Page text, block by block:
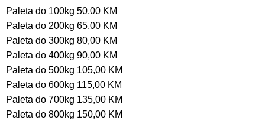
Paleta do 100kg 50,00 KM
Paleta do 200kg 65,00 KM
Paleta do 300kg 80,00 KM
Paleta do 400kg 90,00 KM
Paleta do 500kg 105,00 KM
Paleta do 600kg 115,00 KM
Paleta do 700kg 135,00 KM
Paleta do 800kg 150,00 KM